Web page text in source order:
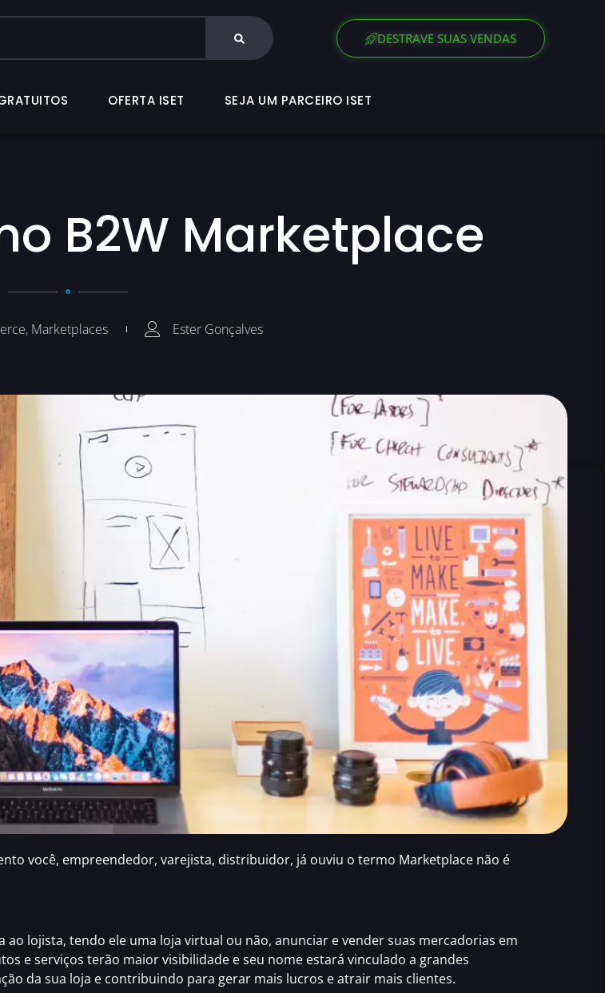
DESTRAVE SUAS VENDAS
SEJA UM PARCEIRO ISET
OFERTA ISET SEJA UM PARCEIRO ISET
B2W Marketplace
, Marketplaces Ester Gonçalves
você, empreendedor, varejista, distribuidor, já ouviu o termo Marketplace não é
ao lojista, tendo ele uma loja virtual ou não, anunciar e vender suas mercadorias em
e serviços terão maior visibilidade e seu nome estará vinculado a grandes
da sua loja e contribuindo para gerar mais lucros e atrair mais clientes.